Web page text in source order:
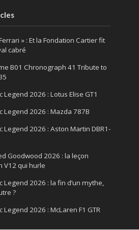
» : Et la Fondation Cartier fit
cabré
B01 Chronograph 41 Tribute to
Legend 2026 : Lotus Elise GT1
Legend 2026 : Mazda 787B
Legend 2026 : Aston Martin DBR1-
Goodwood 2026 : la leçon
V12 qui hurle
Legend 2026 : la fin d’un mythe,
?
Legend 2026 : McLaren F1 GTR